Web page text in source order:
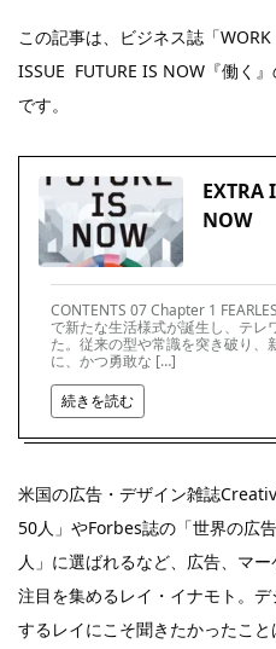
この記事は、ビジネス誌「
ISSUE FUTURE IS NOW『働く
です。
EXTRA
NOW
CONTENTS 07 Chapter 1
で新たな生活様式が誕生し、テレ
た。従来の型や常識を突き破り、
に、かつ勇敢な […]
続きを読む
米国の広告・デザイン雑誌
50人」やForbes誌の「世界の広
人」に選ばれるなど、広告、マ
注目を集めるレイ・イナモト。
するレイにこそ聞きたかったこ